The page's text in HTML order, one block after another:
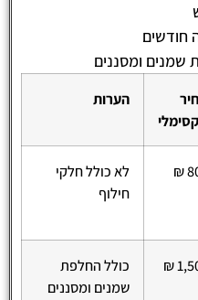
חודשים
שמנים ומסננים
הערות
לא כולל חלקי
חילוף
כולל החלפת
שמנים ומסננים